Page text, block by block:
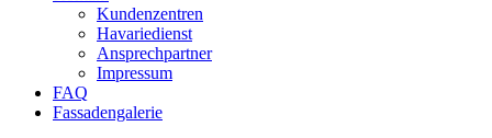
Kundenzentren
Havariedienst
Ansprechpartner
Impressum
FAQ
Fassadengalerie